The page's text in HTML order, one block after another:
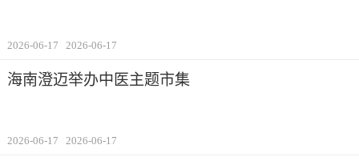
2026-06-17 2026-06-17
海南澄迈举办中医主题市集
2026-06-17 2026-06-17